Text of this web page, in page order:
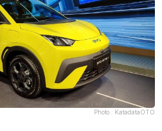
Photo : KatadataOTO